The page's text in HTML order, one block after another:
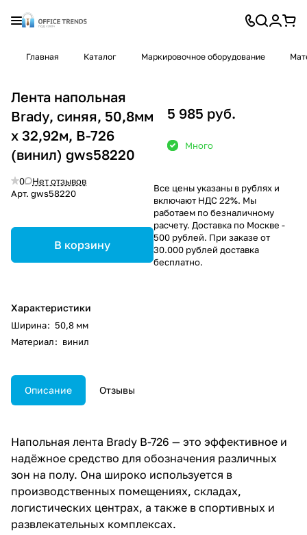
Главная Каталог Маркировочное оборудование
Лента напольная
Brady, синяя, 50,8мм
х 32,92м, B-726
(винил) gws58220
0
Нет отзывов
Арт. gws58220
В корзину
Характеристики
Ширина: 50,8 мм
Материал: винил
5 985 руб.
Много
Все цены указаны в рублях и
включают НДС 22%. Мы
работаем по безналичному
расчету. Доставка по Москве -
500 рублей. При заказе от
30.000 рублей доставка
бесплатно.
Описание Отзывы
Напольная лента Brady B-726 — это эффективное и
надёжное средство для обозначения различных
зон на полу. Она широко используется в
производственных помещениях, складах,
логистических центрах, а также в спортивных и
развлекательных комплексах.